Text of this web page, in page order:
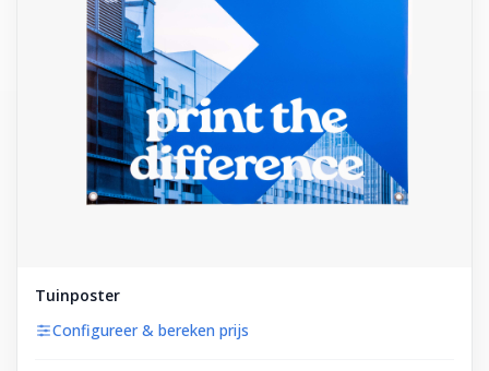
Tuinposter
Configureer & bereken prijs